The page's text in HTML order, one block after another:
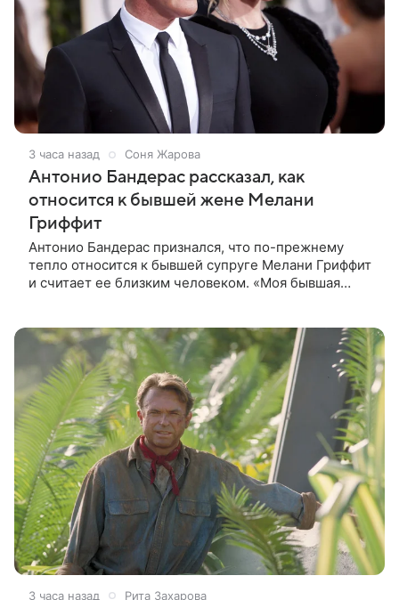
3 часа назад Соня Жарова
Антонио Бандерас рассказал, как
относится к бывшей жене Мелани
Гриффит
Антонио Бандерас признался, что по-прежнему
тепло относится к бывшей супруге Мелани Гриффит
и считает ее близким человеком. «Моя бывшая
3 часа назад Рита Захарова